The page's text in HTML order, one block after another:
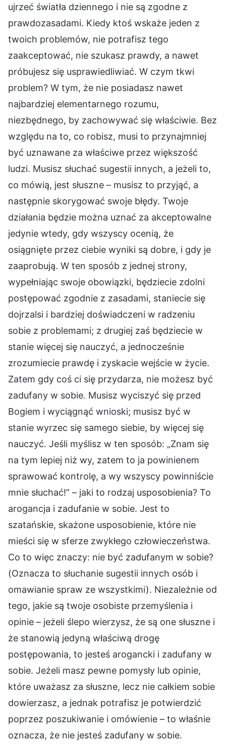
ujrzeć światła dziennego i nie są zgodne z
prawdozasadami. Kiedy ktoś wskaże jeden z
twoich problemów, nie potrafisz tego
zaakceptować, nie szukasz prawdy, a nawet
próbujesz się usprawiedliwiać. W czym tkwi
problem? W tym, że nie posiadasz nawet
najbardziej elementarnego rozumu,
niezbędnego, by zachowywać się właściwie. Bez
względu na to, co robisz, musi to przynajmniej
być uznawane za właściwe przez większość
ludzi. Musisz słuchać sugestii innych, a jeżeli to,
co mówią, jest słuszne – musisz to przyjąć, a
następnie skorygować swoje błędy. Twoje
działania będzie można uznać za akceptowalne
jedynie wtedy, gdy wszyscy ocenią, że
osiągnięte przez ciebie wyniki są dobre, i gdy je
zaaprobują. W ten sposób z jednej strony,
wypełniając swoje obowiązki, będziecie zdolni
postępować zgodnie z zasadami, staniecie się
dojrzalsi i bardziej doświadczeni w radzeniu
sobie z problemami; z drugiej zaś będziecie w
stanie więcej się nauczyć, a jednocześnie
zrozumiecie prawdę i zyskacie wejście w życie.
Zatem gdy coś ci się przydarza, nie możesz być
zadufany w sobie. Musisz wyciszyć się przed
Bogiem i wyciągnąć wnioski; musisz być w
stanie wyrzec się samego siebie, by więcej się
nauczyć. Jeśli myślisz w ten sposób: „Znam się
na tym lepiej niż wy, zatem to ja powinienem
sprawować kontrolę, a wy wszyscy powinniście
mnie słuchać!” – jaki to rodzaj usposobienia? To
arogancja i zadufanie w sobie. Jest to
szatańskie, skażone usposobienie, które nie
mieści się w sferze zwykłego człowieczeństwa.
Co to więc znaczy: nie być zadufanym w sobie?
(Oznacza to słuchanie sugestii innych osób i
omawianie spraw ze wszystkimi). Niezależnie od
tego, jakie są twoje osobiste przemyślenia i
opinie – jeżeli ślepo wierzysz, że są one słuszne i
że stanowią jedyną właściwą drogę
postępowania, to jesteś arogancki i zadufany w
sobie. Jeżeli masz pewne pomysły lub opinie,
które uważasz za słuszne, lecz nie całkiem sobie
dowierzasz, a jednak potrafisz je potwierdzić
poprzez poszukiwanie i omówienie – to właśnie
oznacza, że nie jesteś zadufany w sobie.